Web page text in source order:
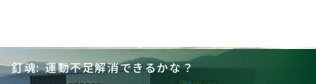
釘魂: 運動不足解消できるかな？